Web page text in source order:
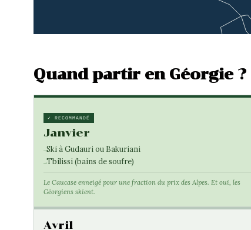
Quand partir en Géorgie ?
✓ RECOMMANDÉ
Janvier
Ski à Gudauri ou Bakuriani
Tbilissi (bains de soufre)
Le Caucase enneigé pour une fraction du prix des Alpes. Et oui, les
Géorgiens skient.
Avril